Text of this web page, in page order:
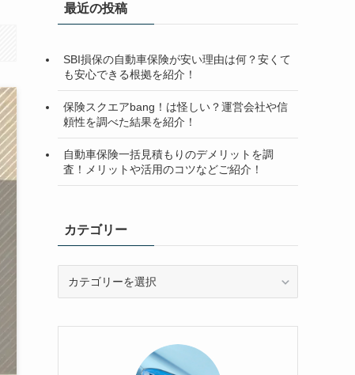
最近の投稿
SBI損保の自動車保険が安い理由は何？安くて
も安心できる根拠を紹介！
保険スクエアbang！は怪しい？運営会社や信
頼性を調べた結果を紹介！
自動車保険一括見積もりのデメリットを調
査！メリットや活用のコツなどご紹介！
カテゴリー
リ